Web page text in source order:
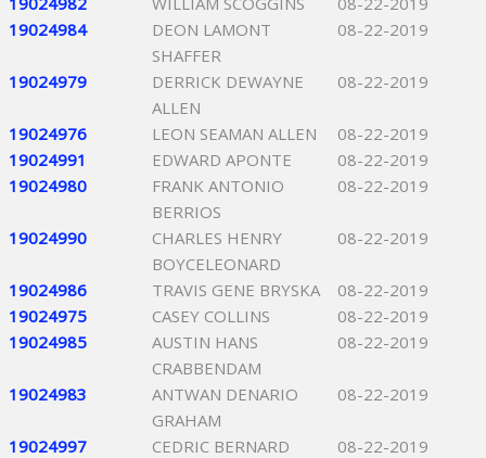
19024984
DEON LAMONT
SHAFFER
08-22-2019
19024979
DERRICK DEWAYNE
ALLEN
08-22-2019
19024976 LEON SEAMAN ALLEN
08-22-2019
19024991
EDWARD APONTE
08-22-2019
19024980
FRANK ANTONIO
BERRIOS
08-22-2019
19024990
CHARLES HENRY
BOYCELEONARD
08-22-2019
19024986 TRAVIS GENE BRYSKA
08-22-2019
19024975
CASEY COLLINS
08-22-2019
19024985
AUSTIN HANS
CRABBENDAM
08-22-2019
19024983
ANTWAN DENARIO
GRAHAM
08-22-2019
19024997
CEDRIC BERNARD
08-22-2019